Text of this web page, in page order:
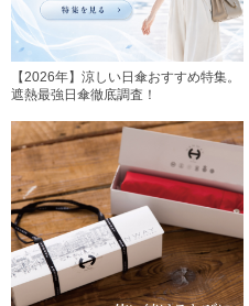
【2026年】涼しい日傘おすすめ特集。
遮熱最強日傘徹底調査！